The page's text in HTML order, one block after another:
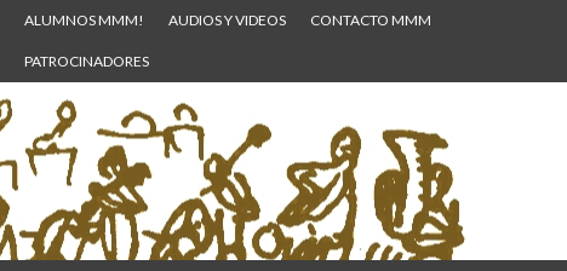
ALUMNOS MMM! AUDIOS Y VIDEOS CONTACTO MMM
PATROCINADORES